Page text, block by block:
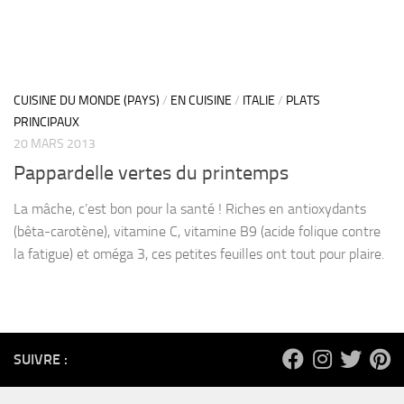
CUISINE DU MONDE (PAYS) / EN CUISINE / ITALIE / PLATS
PRINCIPAUX
20 MARS 2013
Pappardelle vertes du printemps
La mâche, c’est bon pour la santé ! Riches en antioxydants
(bêta-carotène), vitamine C, vitamine B9 (acide folique contre
la fatigue) et oméga 3, ces petites feuilles ont tout pour plaire.
SUIVRE :